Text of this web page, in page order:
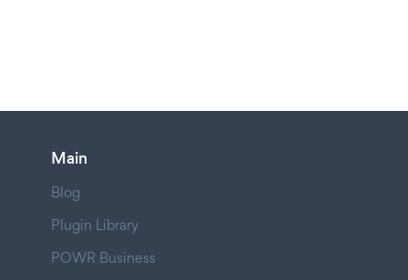
Main
Blog
Plugin Library
POWR Business